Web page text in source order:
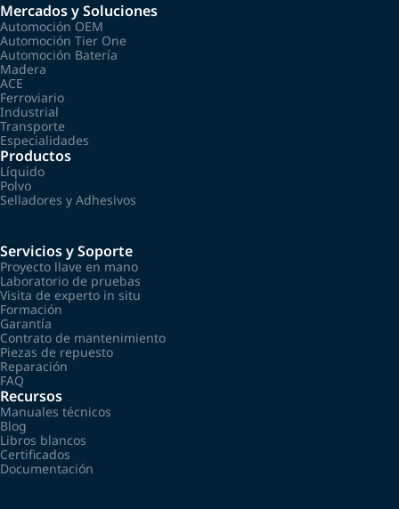
Mercados y Soluciones
Automoción OEM
Automoción Tier One
Automoción Batería
Madera
ACE
Ferroviario
Industrial
Transporte
Especialidades
Productos
Líquido
Polvo
Selladores y Adhesivos
Servicios y Soporte
Proyecto llave en mano
Laboratorio de pruebas
Visita de experto in situ
Formación
Garantía
Contrato de mantenimiento
Piezas de repuesto
Reparación
FAQ
Recursos
Manuales técnicos
Blog
Libros blancos
Certificados
Documentación